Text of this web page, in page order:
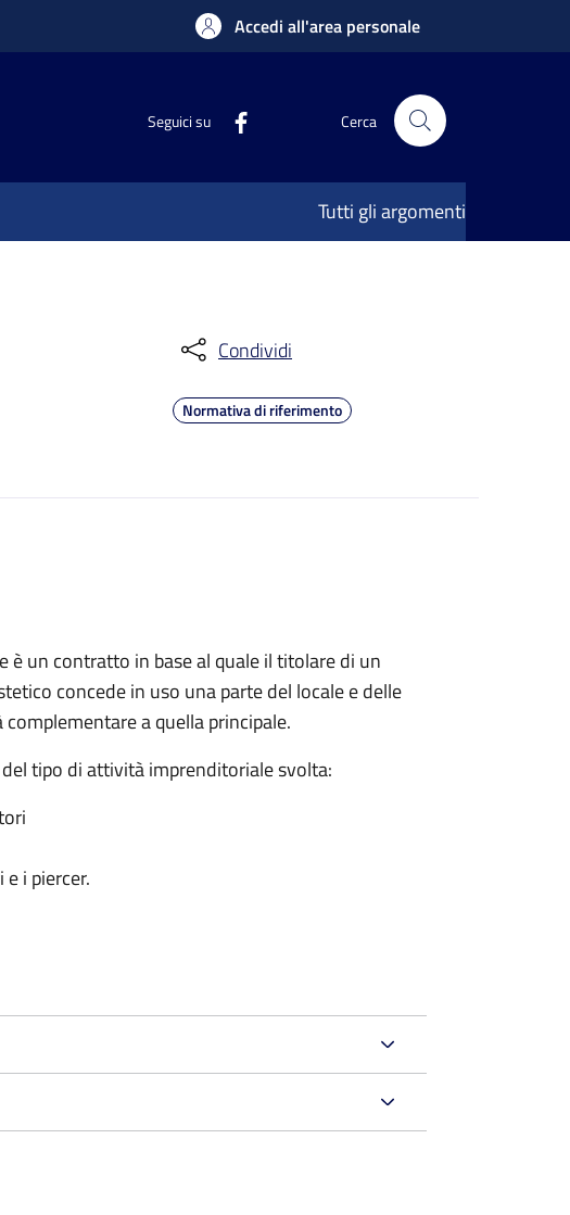
Accedi all'area personale
Seguici su Cerca
Tutti gli argomenti
Condividi
Normativa di riferimento
un contratto in base al quale il titolare di un
concede in uso una parte del locale e delle
a quella principale.
tipo di attività imprenditoriale svolta:
i piercer.